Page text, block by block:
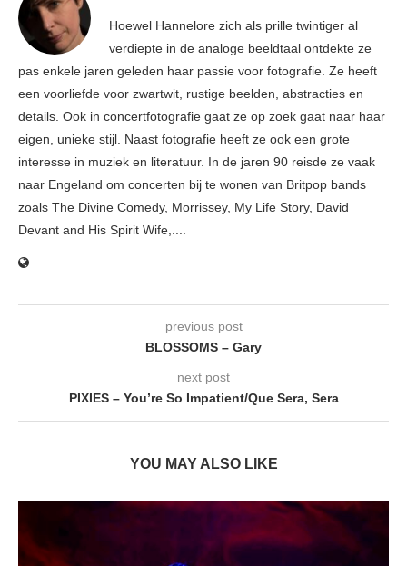
Hoewel Hannelore zich als prille twintiger al
verdiepte in de analoge beeldtaal ontdekte ze
pas enkele jaren geleden haar passie voor fotografie. Ze heeft
een voorliefde voor zwartwit, rustige beelden, abstracties en
details. Ook in concertfotografie gaat ze op zoek gaat naar haar
eigen, unieke stijl. Naast fotografie heeft ze ook een grote
interesse in muziek en literatuur. In de jaren 90 reisde ze vaak
naar Engeland om concerten bij te wonen van Britpop bands
zoals The Divine Comedy, Morrissey, My Life Story, David
Devant and His Spirit Wife,....
previous post
BLOSSOMS – Gary
next post
PIXIES – You’re So Impatient/Que Sera, Sera
YOU MAY ALSO LIKE